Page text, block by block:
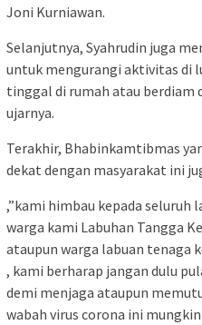
Joni Kurniawan.
Selanjutnya, Syahrudin juga
untuk mengurangi aktivitas di
tinggal di rumah atau berdiam
ujarnya.
Terakhir, Bhabinkamtibmas
dekat dengan masyarakat ini
,”kami himbau kepada seluruh
warga kami Labuhan Tangga
ataupun warga labuan tenaga
, kami berharap jangan dulu
demi menjaga ataupun
wabah virus corona ini